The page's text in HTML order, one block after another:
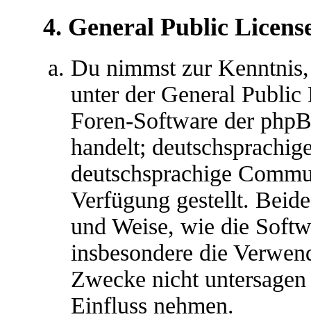
4. General Public
Du nimmst zur
unter der General
Foren-Software der
handelt;
deutschsprachige
Verfügung gestellt.
und Weise, wie die
insbesondere die
Zwecke nicht
Einfluss nehmen.